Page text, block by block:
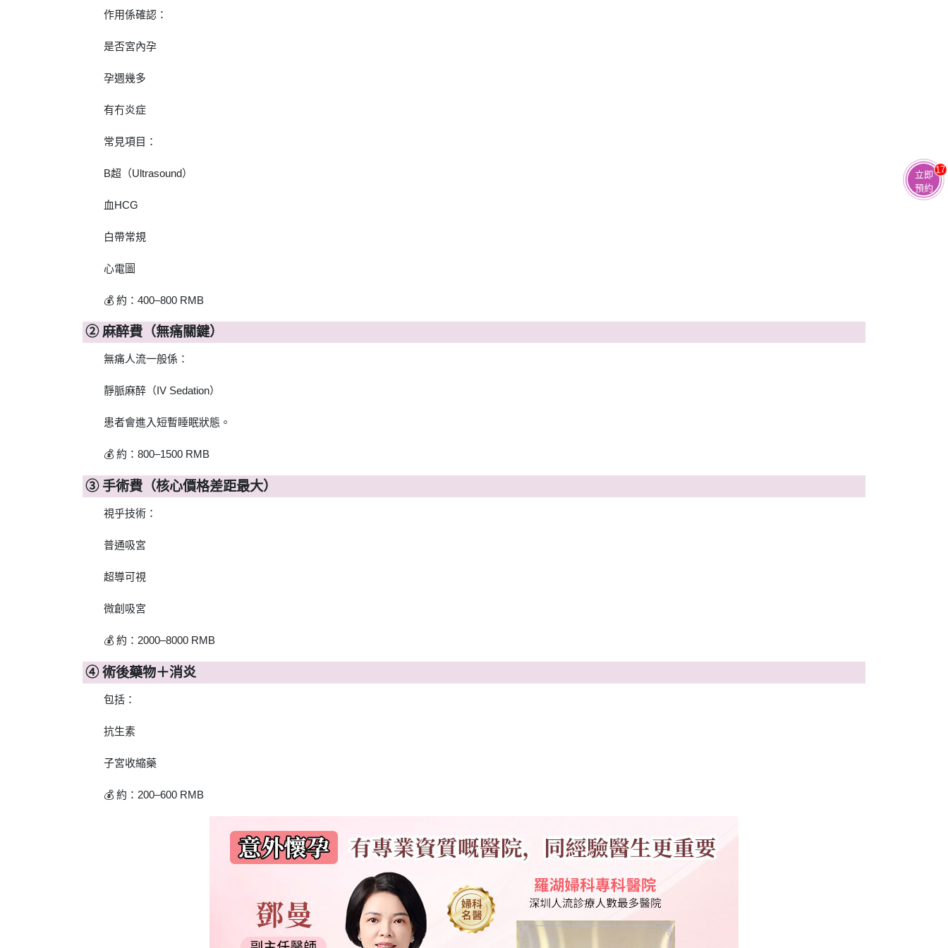
作用係確認：
是否宮內孕
孕週幾多
有冇炎症
常見項目：
B超（Ultrasound）
血HCG
白帶常規
心電圖
💰 約：400–800 RMB
② 麻醉費（無痛關鍵）
無痛人流一般係：
靜脈麻醉（IV Sedation）
患者會進入短暫睡眠狀態。
💰 約：800–1500 RMB
③ 手術費（核心價格差距最大）
視乎技術：
普通吸宮
超導可視
微創吸宮
💰 約：2000–8000 RMB
④ 術後藥物＋消炎
包括：
抗生素
子宮收縮藥
💰 約：200–600 RMB
立即
預約
17